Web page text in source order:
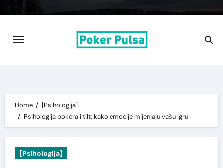
content
Home
[Psihologija]
Psihologija pokera i tilt: kako emocije mijenjaju vašu igru
[Psihologija]